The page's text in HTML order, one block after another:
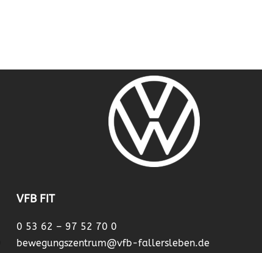
VFB FIT
0 53 62 – 97 52 70 0
bewegungszentrum@vfb-fallersleben.de